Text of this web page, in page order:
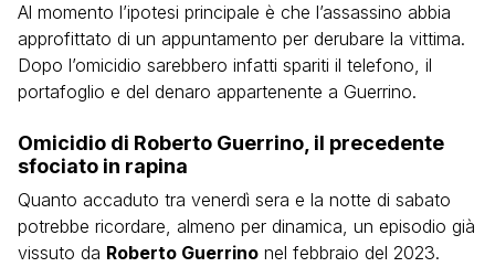
Al momento l’ipotesi principale è che l’assassino abbia
approfittato di un appuntamento per derubare la vittima.
Dopo l’omicidio sarebbero infatti spariti il telefono, il
portafoglio e del denaro appartenente a Guerrino.
Omicidio di Roberto Guerrino, il precedente
sfociato in rapina
Quanto accaduto tra venerdì sera e la notte di sabato
potrebbe ricordare, almeno per dinamica, un episodio già
vissuto da Roberto Guerrino nel febbraio del 2023.